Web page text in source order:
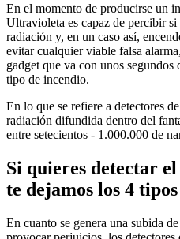
En el momento de producirse un
Ultravioleta es capaz de percibir
radiación y, en un caso así,
evitar cualquier viable falsa
gadget que va con unos
tipo de incendio.
En lo que se refiere a detectores
radiación difundida dentro del
entre setecientos - 1.000.000 de
Si quieres detectar
te dejamos los 4
En cuanto se genera una subida